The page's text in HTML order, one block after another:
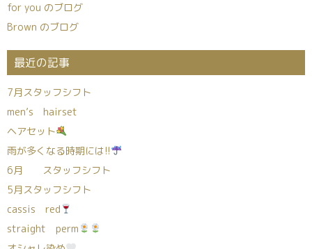
for you のブログ
Brown のブログ
最近の記事
7月スタッフシフト
men’s hairset
ヘアセット
雨が多くなる時期には!!
6月 スタッフシフト
5月スタッフシフト
cassis red
straight perm